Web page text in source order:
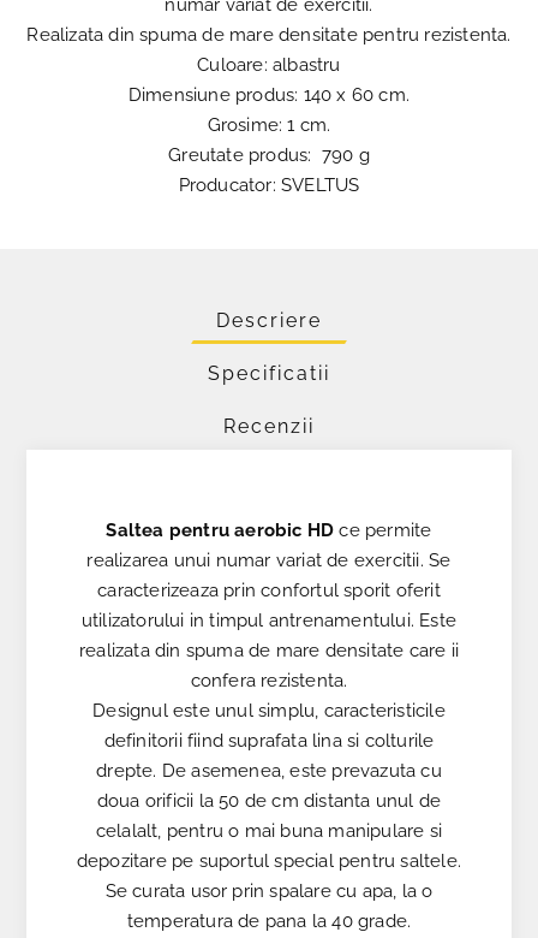
numar variat de exercitii.
Realizata din spuma de mare densitate pentru rezistenta.
Culoare: albastru
Dimensiune produs: 140 x 60 cm.
Grosime: 1 cm.
Greutate produs: 790 g
Producator: SVELTUS
Descriere
Specificatii
Recenzii
Saltea pentru aerobic HD ce permite
realizarea unui numar variat de exercitii. Se
caracterizeaza prin confortul sporit oferit
utilizatorului in timpul antrenamentului. Este
realizata din spuma de mare densitate care ii
confera rezistenta.
Designul este unul simplu, caracteristicile
definitorii fiind suprafata lina si colturile
drepte. De asemenea, este prevazuta cu
doua orificii la 50 de cm distanta unul de
celalalt, pentru o mai buna manipulare si
depozitare pe suportul special pentru saltele.
Se curata usor prin spalare cu apa, la o
temperatura de pana la 40 grade.